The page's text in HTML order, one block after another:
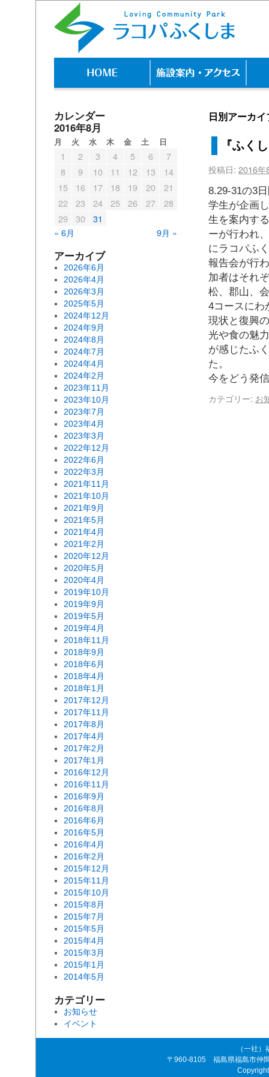
日別アーカ
『ふく
投稿日: 2016年
8.29-31の3
学生が企画
生を案内す
ーが行われ
にラコパふ
報告会が行
加者はそれ
松、郡山、
4コースにわ
現状と復興
光や食の魅
が感じたふ
た。 参
今をどう発
カテゴリー: お
カレンダー
2016年8月
月 火 水 木 金 土 日
« 6月 9月 »
1 2 3 4 5 6
7
8
9 10 11 12 13
14
15
16 17 18 19 20
21
22
23 24 25 26 27
28
29
30 31
アーカイブ
2026年6月
2026年4月
2026年3月
2025年5月
2024年12月
2024年9月
2024年8月
2024年7月
2024年4月
2024年2月
2023年11月
2023年10月
2023年7月
2023年4月
2023年3月
2022年12月
2022年6月
2022年3月
2021年11月
2021年10月
2021年9月
2021年5月
2021年4月
2021年2月
2020年12月
2020年5月
2020年4月
2019年10月
2019年9月
2019年5月
2019年4月
2018年11月
2018年9月
2018年6月
2018年4月
2018年1月
2017年12月
2017年11月
2017年8月
2017年4月
2017年2月
2017年1月
2016年12月
2016年11月
2016年9月
2016年8月
2016年6月
2016年5月
2016年4月
2016年2月
2015年12月
2015年11月
2015年10月
2015年8月
2015年7月
2015年5月
2015年4月
2015年3月
2015年1月
2014年5月
カテゴリー
お知らせ
イベント
（一社
〒960-8105 福島県福島市仲